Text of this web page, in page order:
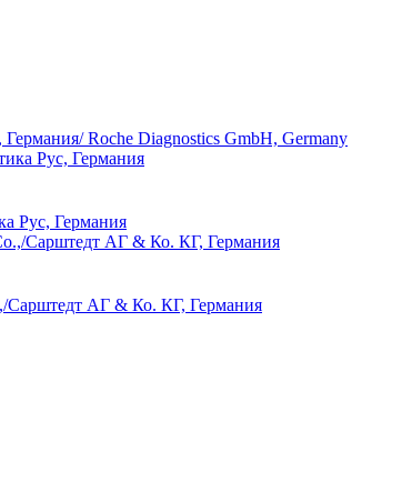
Roche Diagnostics GmbH, Germany
Рус, Германия
Сарштедт АГ & Ко. КГ, Германия